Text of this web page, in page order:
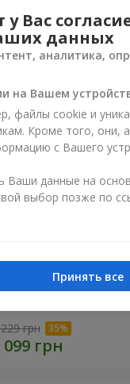
грн
красных роз с
грн
Вас
данных
аналитика,
на Вашем
файлы cookie и
Кроме того, они,
с Вашего
Ваши данные на
выбор позже по
Принять все